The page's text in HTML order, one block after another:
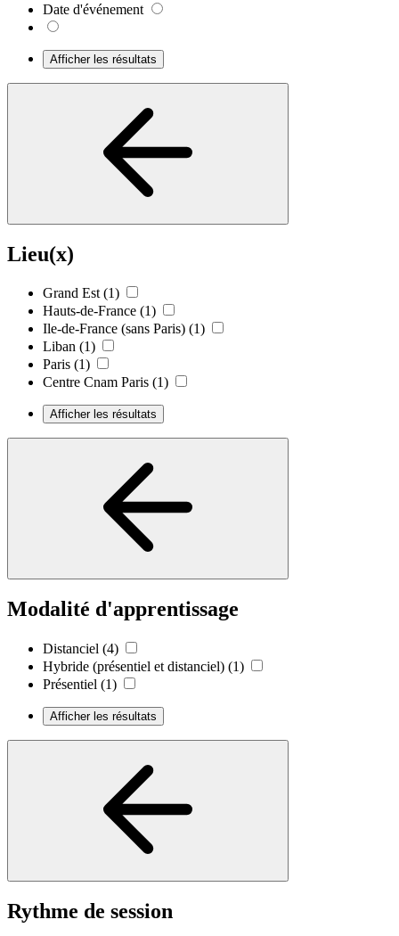
Date d'événement
Afficher les résultats
Lieu(x)
Grand Est (1)
Hauts-de-France (1)
Ile-de-France (sans Paris) (1)
Liban (1)
Paris (1)
Centre Cnam Paris (1)
Afficher les résultats
Modalité d'apprentissage
Distanciel (4)
Hybride (présentiel et distanciel) (1)
Présentiel (1)
Afficher les résultats
Rythme de session